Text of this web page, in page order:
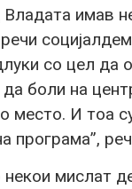
имав
со цел да
да боли на
место. И тоа
програма”,
мислат